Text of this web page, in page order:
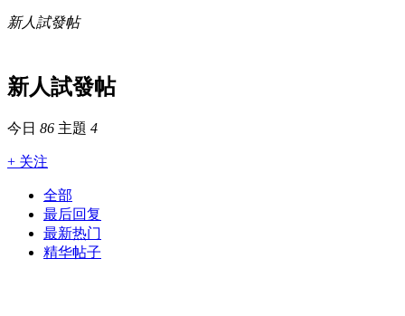
新人試發帖
新人試發帖
今日 86 主題 4
+ 关注
全部
最后回复
最新热门
精华帖子